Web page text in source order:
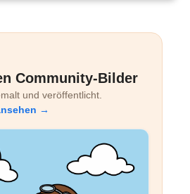
Community-Bilder
und veröffentlicht.
→